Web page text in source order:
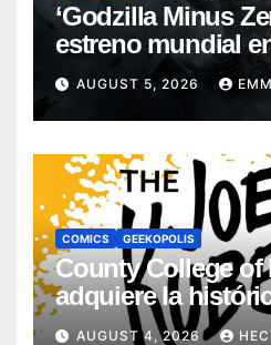
‘Godzilla Minus
estreno mundial
Cine de Nueva
AUGUST 5, 2026
COMICS GEEKOPOLIS
County College of
adquiere la
School
AUGUST 4, 2026